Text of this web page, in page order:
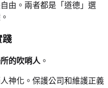
由。兩者都是「道德」選
踐
的吹哨人 。
神化。保護公司和維護正義